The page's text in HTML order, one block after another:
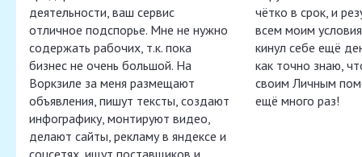
деятельности, ваш сервис
отличное подспорье. Мне не нужно
содержать рабочих, т.к. пока
бизнес не очень большой. На
Воркзиле за меня размещают
объявления, пишут тексты, создают
инфографику, монтируют видео,
делают сайты, рекламу в яндексе и
чётко в срок, и
всем моим
кинул себе ещё
как точно знаю,
своим Личным
ещё много раз!